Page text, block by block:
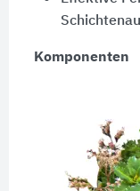
Komponenten